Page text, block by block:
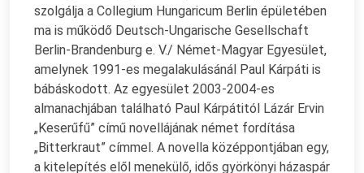
szolgálja a Collegium Hungaricum Berlin épületében
ma is működő Deutsch-Ungarische Gesellschaft
Berlin-Brandenburg e. V./ Német-Magyar Egyesület,
amelynek 1991-es megalakulásánál Paul Kárpáti is
bábáskodott. Az egyesület 2003-2004-es
almanachjában található Paul Kárpátitól Lázár Ervin
„Keserűfű” című novellájának német fordítása
„Bitterkraut” címmel. A novella középpontjában egy,
a kitelepítés elől menekülő, idős györkönyi házaspár